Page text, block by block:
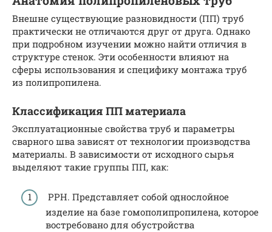
Внешне существующие разновидности (ПП) труб
практически не отличаются друг от друга. Однако
при подробном изучении можно найти отличия в
структуре стенок. Эти особенности влияют на
сферы использования и специфику монтажа труб
из полипропилена.
Классификация ПП материала
Эксплуатационные свойства труб и параметры
сварного шва зависят от технологии производства
материалы. В зависимости от исходного сырья
выделяют такие группы ПП, как:
PPH. Представляет собой однослойное
изделие на базе гомополипропилена, которое
востребовано для обустройства